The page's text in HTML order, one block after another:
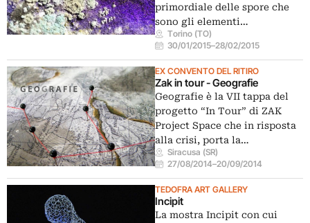
primordiale delle spore che
sono gli elementi…
Torino (TO)
30/01/2015–28/02/2015
EX CONVENTO DEL RITIRO
Zak in tour - Geografie
Geografie è la VII tappa del
progetto “In Tour” di ZAK
Project Space che in risposta
alla crisi, porta la…
Siracusa (SR)
27/08/2014–20/09/2014
TEDOFRA ART GALLERY
Incipit
La mostra Incipit con cui